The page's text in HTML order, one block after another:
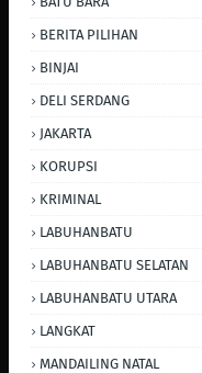
BERITA PILIHAN
BINJAI
DELI SERDANG
JAKARTA
KORUPSI
KRIMINAL
LABUHANBATU
LABUHANBATU SELATAN
LABUHANBATU UTARA
LANGKAT
MANDAILING NATAL